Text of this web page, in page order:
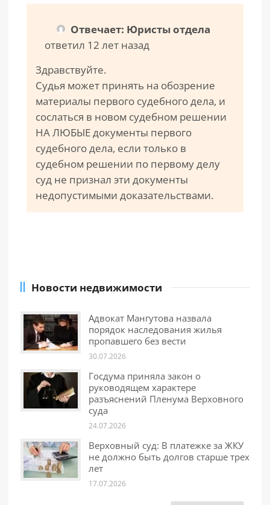
Отвечает: Юристы отдела
ответил 12 лет назад
Здравствуйте.
Судья может принять на обозрение
материалы первого судебного дела, и
сослаться в новом судебном решении
НА ЛЮБЫЕ документы первого
судебного дела, если только в
судебном решении по первому делу
суд не признал эти документы
недопустимыми доказательствами.
Новости недвижимости
Адвокат Мангутова назвала
порядок наследования жилья
пропавшего без вести
30.07.2026
Госдума приняла закон о
руководящем характере
разъяснений Пленума Верховного
суда
24.07.2026
Верховный суд: В платежке за ЖКУ
не должно быть долгов старше трех
лет
17.07.2026